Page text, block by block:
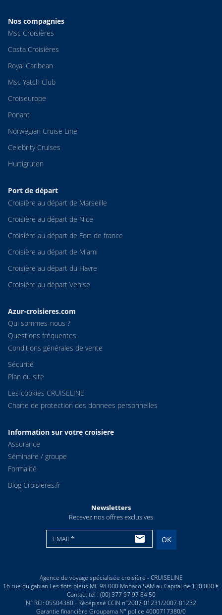
Nos compagnies
Msc Croisières
Costa Croisières
Royal Caribean
Msc Yatch Club
Croiseurope
Ponant
Norwegian Cruise Line
Celebrity Cruises
Hurtigruten
Port de départ
Croisière au départ de Marseille
Croisière au départ de Nice
Croisière au départ de Fort de france
Croisière au départ de Miami
Croisière au départ du Havre
Croisière au départ Venise
Azur-croisieres.com
Qui sommes-nous ?
Questions fréquentes
Conditions générales de vente
Sécurité
Plan du site
Les cookies CRUISELINE
Charte de protection des donnees personnelles
Information sur votre croisiere
Assurance
Séminaire / groupe
Formalité
Blog Croisieres.fr
Newsletters
Recevez nos offres exclusives
EMAIL* OK
Agence de voyage spécialisée croisière - CRUISELINE
16 rue du gabian Les flots bleus MC 98 000 Monaco SAM au Capital de 150 000 €
Contact tel : (00) 377 97 97 84 50
N° RCI: 05S04380 - Récépissé CCIN n°2007-01231/2007-01232
Garantie financière Groupama N° police 4000717380/0